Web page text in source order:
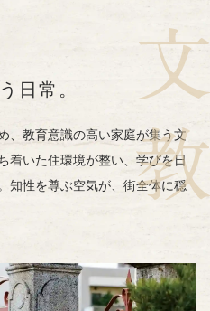
日常。
、 教育意識の高い家庭が集う文
着いた住環境が整い、 学びを日
知性を尊ぶ空気が、 街全体に穏